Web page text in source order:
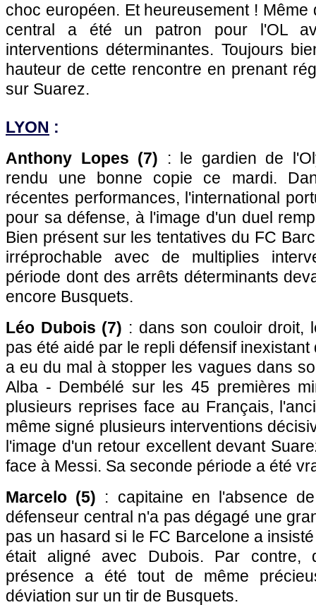
choc européen. Et heureusement ! Même
central a été un patron pour l'OL
interventions déterminantes. Toujours
hauteur de cette rencontre en prenant
sur Suarez.
LYON :
Anthony Lopes (7) : le gardien de
rendu une bonne copie ce mardi.
récentes performances, l'international
pour sa défense, à l'image d'un duel
Bien présent sur les tentatives du FC
irréprochable avec de multiplies
période dont des arrêts déterminants
encore Busquets.
Léo Dubois (7) : dans son couloir droit,
pas été aidé par le repli défensif
a eu du mal à stopper les vagues dans
Alba - Dembélé sur les 45 premières
plusieurs reprises face au Français,
même signé plusieurs interventions
l'image d'un retour excellent devant
face à Messi. Sa seconde période a été
Marcelo (5) : capitaine en l'absence
défenseur central n'a pas dégagé une
pas un hasard si le FC Barcelone a
était aligné avec Dubois. Par contre,
présence a été tout de même
déviation sur un tir de Busquets.